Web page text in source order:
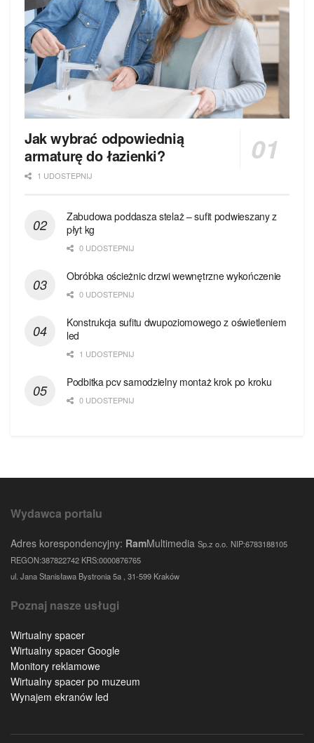
Jak wybrać odpowiednią
armaturę do łazienki?
1 UDOSTEPNIJ
Zabudowa poddasza stelaż – sufit podwieszany z
płyt kg
0 UDOSTEPNIJ
Obróbka ościeżnic drzwi wewnętrzne wykończenie
0 UDOSTEPNIJ
Konstrukcja sufitu dwupoziomowego z oświetleniem
led
1 UDOSTEPNIJ
Podbitka pcv samodzielny montaż krok po kroku
0 UDOSTEPNIJ
Wydawca portalu
Adres korespondencyjny: RamMultimedia Sp.z o.o. NIP:6783188105
REGON:387822742 KRS:0000876765
ul. Jana Stanisława Bystronia 5a , 31-599 Kraków
Poznaj nasze usługi
Wirtualny spacer
Wirtualny spacer Google
Monitory reklamowe
Wirtualny spacer po muzeum
Wynajem ekranów led